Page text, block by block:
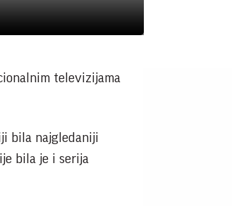
televizijama
bila najgledaniji
bila je i serija